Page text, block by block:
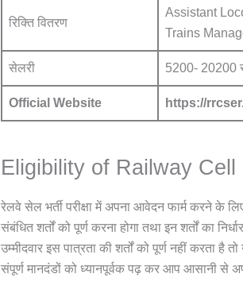
रिक्ति वितरण
Assistant
Trains
सेलरी 5200- 20200
Official Website https://
Eligibility of Railway
रेलवे सेल भर्ती परीक्षा में अपना आवेदन फार्म करने के
संबंधित शर्तों को पूर्ण करना होगा तथा इन शर्तों का
उम्मीदवार इस पात्रता की शर्तों को पूर्ण नहीं करता है
संपूर्ण मानदंडों को ध्यानपूर्वक पढ़ कर आप आसानी से